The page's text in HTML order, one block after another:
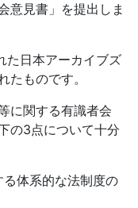
意見書」を提出しま
日本アーカイブズ
たものです。
に関する有識者会
の3点について十分
体系的な法制度の